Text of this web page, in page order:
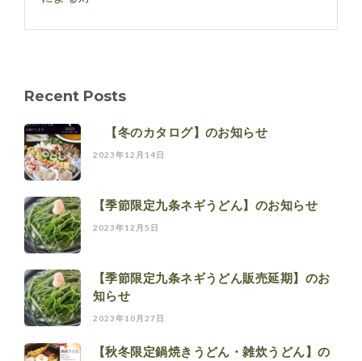
Recent Posts
【冬のカタログ】のお知らせ
2023年12月14日
【季節限定九条ネギうどん】のお知らせ
2023年12月5日
【季節限定九条ネギうどん販売延期】のお
知らせ
2023年10月27日
【秋冬限定鍋焼きうどん・雑炊うどん】の